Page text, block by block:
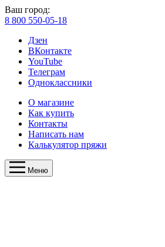
Ваш город:
8 800 550-05-18
Дзен
ВКонтакте
YouTube
Телеграм
Одноклассники
О магазине
Как купить
Контакты
Написать нам
Калькулятор пряжи
Меню